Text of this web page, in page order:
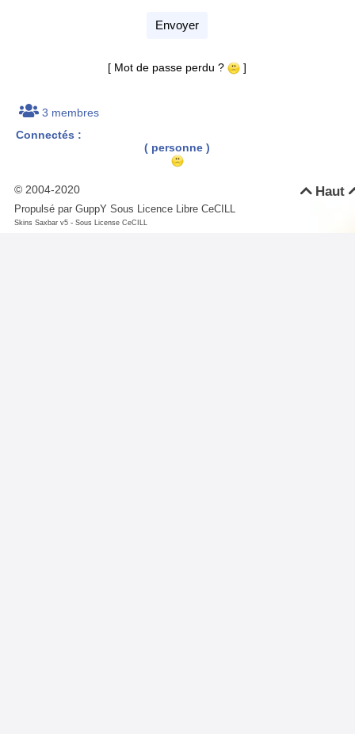
Envoyer
[ Mot de passe perdu ? ]
3 membres
Connectés :
( personne )
Haut
© 2004-2020
Propulsé par GuppYSous Licence Libre CeCILL
Skins Saxbar v5 -Sous License CeCILL